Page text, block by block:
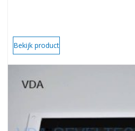
Bekijk product